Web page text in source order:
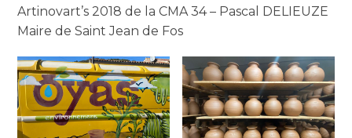
Artinovart’s 2018 de la CMA 34 – Pascal DELIEUZE
Maire de Saint Jean de Fos